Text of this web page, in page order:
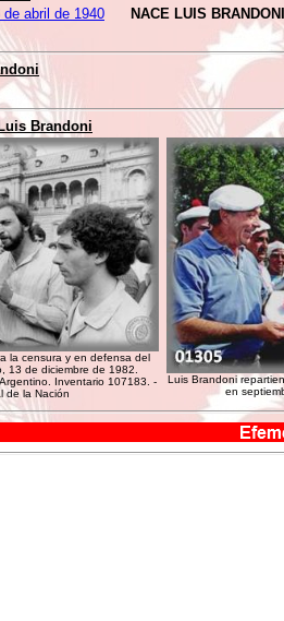
abril de 1940 NACE LUIS BRANDONI
Brandoni
la censura y en defensa del
13 de diciembre de 1982.
Inventario 107183. -
de la Nación
Luis Brandoni
en